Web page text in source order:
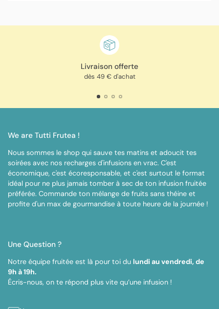
Livraison offerte
dès 49 € d'achat
We are Tutti Frutea !
Nous sommes le shop qui sauve tes matins et adoucit tes
soirées avec nos recharges d'infusions en vrac. C'est
économique, c'est écoresponsable, et c'est surtout le format
idéal pour ne plus jamais tomber à sec de ton infusion fruitée
préférée. Commande ton mélange de fruits sans théine et
profite d'un max de gourmandise à toute heure de la journée !
Une Question ?
Notre équipe fruitée est là pour toi du lundi au vendredi, de
9h à 19h.
Écris-nous, on te répond plus vite qu’une infusion !